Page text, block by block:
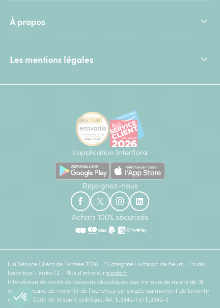
À propos
Les mentions légales
L'application Interflora
Rejoignez-nous
Achats 100% sécurisés
Élu Service Client de l'Année 2026 - *Catégorie Livraison de fleurs - Étude
Ipsos bva - Viséo CI - Plus d'infos sur escda.fr
Interdiction de vente de boissons alcooliques aux mineurs de moins de 18
ans. La preuve de majorité de l'acheteur est exigée au moment de la vente
en ligne. Code de la santé publique, Art. L.3342-1 et L.3342-3